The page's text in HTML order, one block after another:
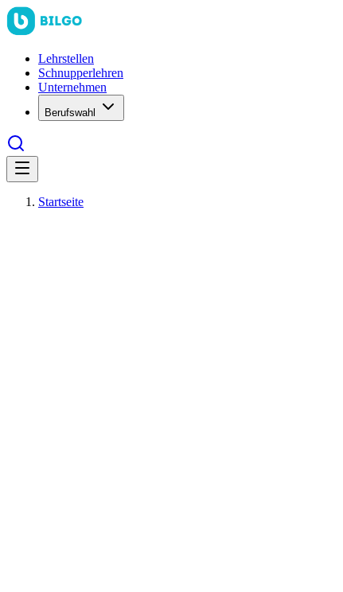
Lehrstellen
Schnupperlehren
Unternehmen
Berufswahl
Startseite